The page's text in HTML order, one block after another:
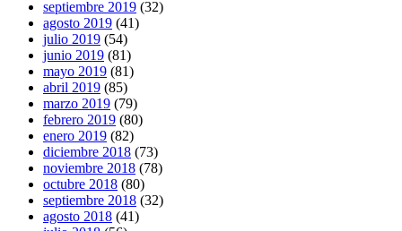
septiembre 2019 (32)
agosto 2019 (41)
julio 2019 (54)
junio 2019 (81)
mayo 2019 (81)
abril 2019 (85)
marzo 2019 (79)
febrero 2019 (80)
enero 2019 (82)
diciembre 2018 (73)
noviembre 2018 (78)
octubre 2018 (80)
septiembre 2018 (32)
agosto 2018 (41)